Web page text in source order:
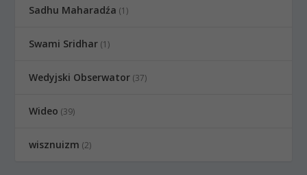
Sadhu Maharadźa (1)
Swami Sridhar (1)
Wedyjski Obserwator (37)
Wideo (39)
wisznuizm (2)